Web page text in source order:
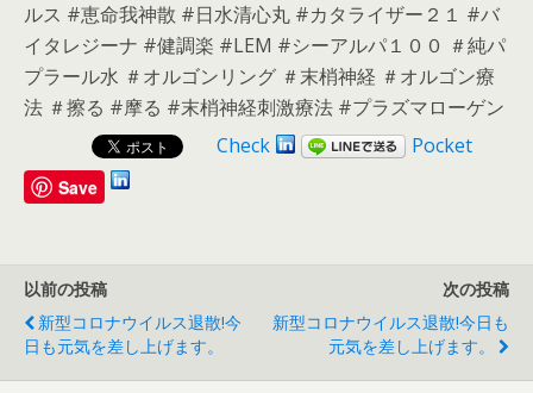
ルス #恵命我神散 #日水清心丸 #カタライザー２１ #バ
イタレジーナ #健調楽 #LEM #シーアルパ１００ ＃純パ
プラール水 ＃オルゴンリング ＃末梢神経 ＃オルゴン療
法 ＃擦る #摩る #末梢神経刺激療法 #プラズマローゲン
Check
Pocket
Save
以前の投稿
新型コロナウイルス退散!今
日も元気を差し上げます。
次の投稿
新型コロナウイルス退散!今日も
元気を差し上げます。